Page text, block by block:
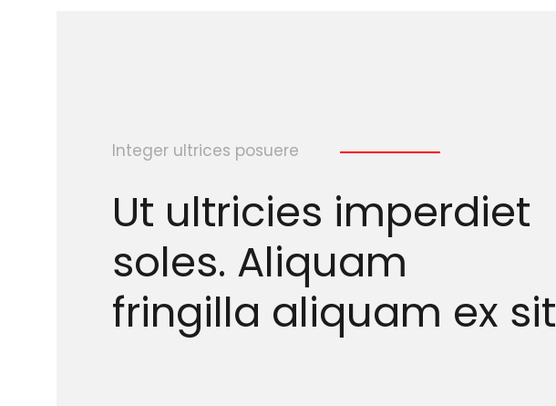
Integer ultrices posuere
Ut ultricies imperdiet
soles. Aliquam
fringilla aliquam ex sit